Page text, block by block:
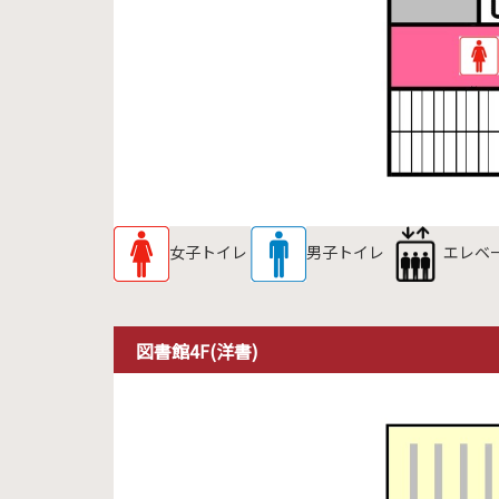
女子トイレ 男子トイレ エレベ
図書館4F(洋書)